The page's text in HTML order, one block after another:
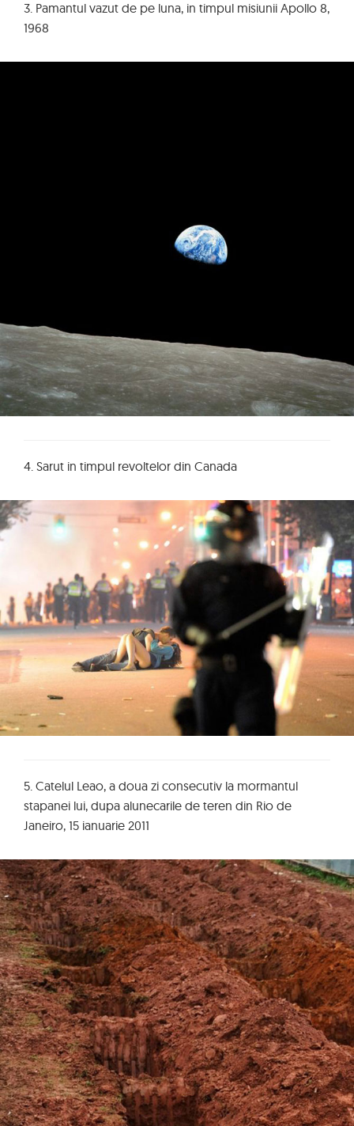
3. Pamantul vazut de pe luna, in timpul misiunii Apollo 8,
1968
4. Sarut in timpul revoltelor din Canada
5. Catelul Leao, a doua zi consecutiv la mormantul
stapanei lui, dupa alunecarile de teren din Rio de
Janeiro, 15 ianuarie 2011